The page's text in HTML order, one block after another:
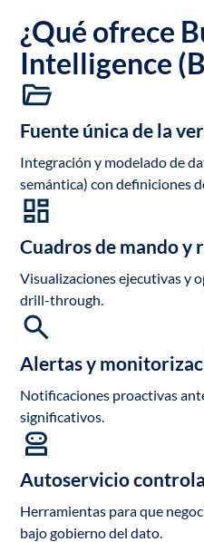
¿Qué ofrece
Intelligence
Fuente única de la
Integración y modelado de
semántica) con definiciones
Cuadros de mando y
Visualizaciones ejecutivas y
drill-through.
Alertas y
Notificaciones proactivas
significativos.
Autoservicio
Herramientas para que
bajo gobierno del dato.